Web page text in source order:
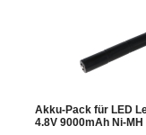
Akku-Pack für LED
4.8V 9000mAh Ni-MH